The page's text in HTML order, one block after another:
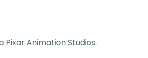
Animation Studios.